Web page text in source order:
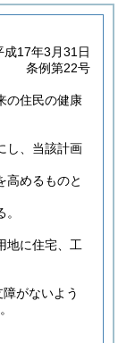
成17年3月31日
条例第22号
の住民の健康
し、当該計画
高めるものと
地に住宅、工
がないよう